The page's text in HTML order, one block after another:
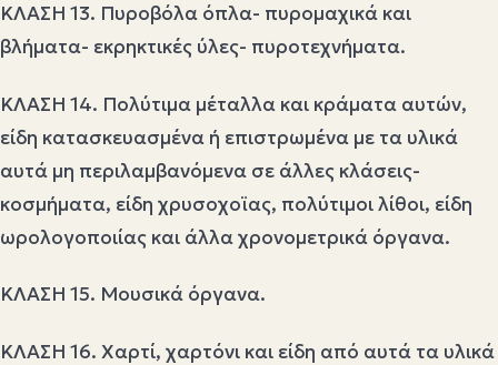
ΚΛΑΣΗ 13. Πυροβόλα όπλα- πυρομαχικά και
βλήματα- εκρηκτικές ύλες- πυροτεχνήματα.
ΚΛΑΣΗ 14. Πολύτιμα μέταλλα και κράματα αυτών,
είδη κατασκευασμένα ή επιστρωμένα με τα υλικά
αυτά μη περιλαμβανόμενα σε άλλες κλάσεις-
κοσμήματα, είδη χρυσοχοϊας, πολύτιμοι λίθοι, είδη
ωρολογοποιίας και άλλα χρονομετρικά όργανα.
ΚΛΑΣΗ 15. Μουσικά όργανα.
ΚΛΑΣΗ 16. Χαρτί, χαρτόνι και είδη από αυτά τα υλικά